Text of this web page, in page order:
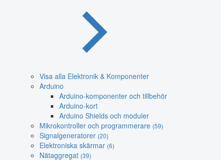
Visa alla Elektronik & Komponenter
Arduino
Arduino-komponenter och tillbehör
Arduino-kort
Arduino Shields och moduler
Mikrokontroller och programmerare (59)
Signalgeneratorer (20)
Elektroniska skärmar (6)
Nätaggregat (39)